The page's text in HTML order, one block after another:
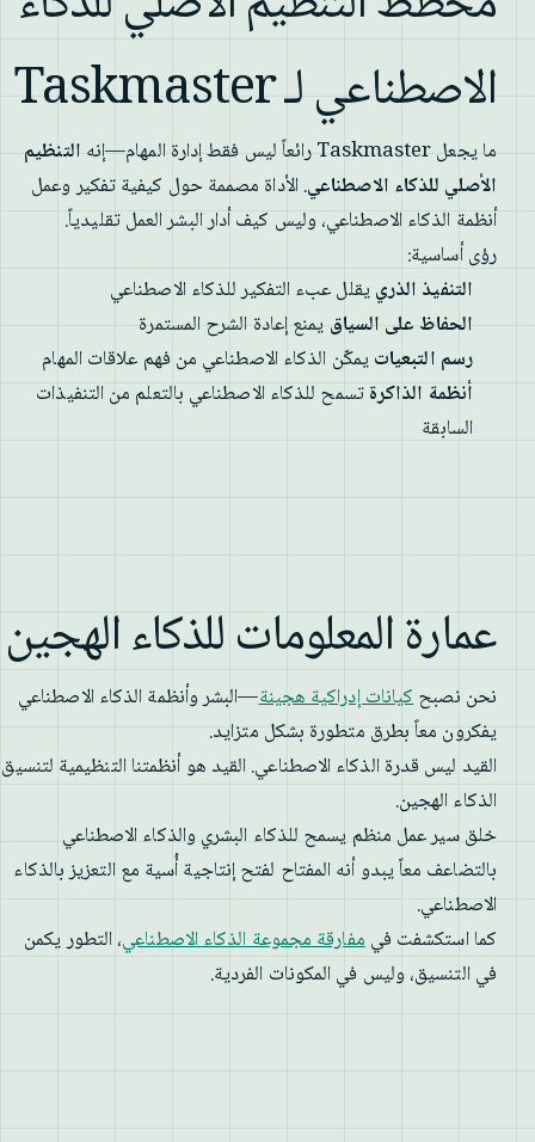
الاصطناعي لـ Taskmaster
ما يجعل Taskmaster رائعاً ليس فقط إدارة المهام—إنه
التنظيم
الأصلي للذكاء الاصطناعي. الأداة مصممة حول كيفية تفكير وعمل
أنظمة الذكاء الاصطناعي، وليس كيف أدار البشر العمل تقليدياً.
رؤى أساسية:
التنفيذ الذرييقلل عبء التفكير للذكاء الاصطناعي
الحفاظ على السياقيمنع إعادة الشرح المستمرة
رسم التبعياتيمكّن الذكاء الاصطناعي من فهم علاقات المهام
أنظمة الذاكرةتسمح للذكاء الاصطناعي بالتعلم من التنفيذات
السابقة
عمارة المعلومات للذكاء الهجين
نحن نصبحكيانات إدراكية هجينة—البشر وأنظمة الذكاء الاصطناعي
يفكرون معاً بطرق متطورة بشكل متزايد.
القيد ليس قدرة الذكاء الاصطناعي. القيد هو أنظمتنا التنظيمية لتنسيق
الذكاء الهجين.
خلق سير عمل منظم يسمح للذكاء البشري والذكاء الاصطناعي
بالتضاعف معاً يبدو أنه المفتاح لفتح إنتاجية أُسية مع التعزيز بالذكاء
الاصطناعي.
كما استكشفت فيمفارقة مجموعة الذكاء الاصطناعي، التطور يكمن
في التنسيق، وليس في المكونات الفردية.